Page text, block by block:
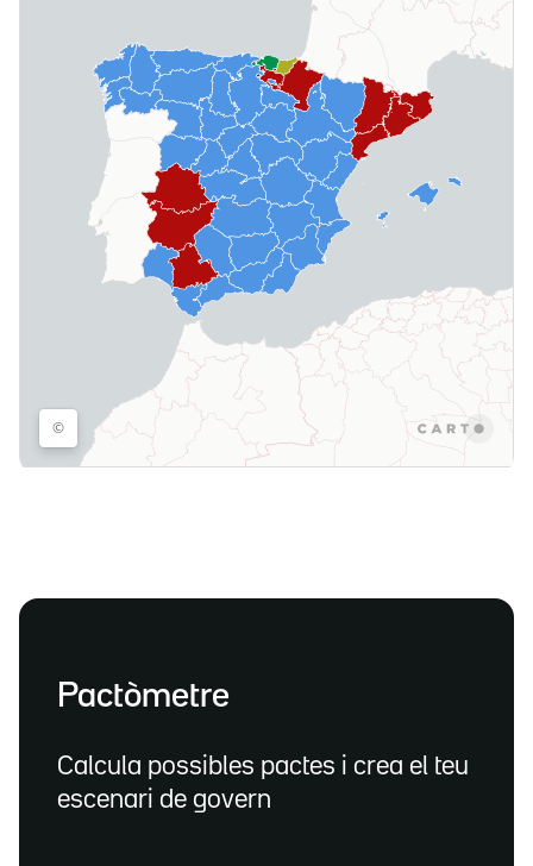
Pactòmetre
Calcula possibles pactes i crea el teu
escenari de govern